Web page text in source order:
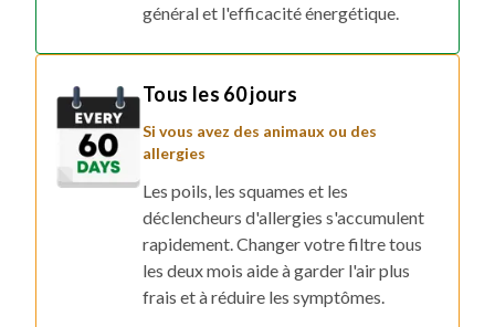
général et l'efficacité énergétique.
Tous les 60 jours
Si vous avez des animaux ou des
allergies
Les poils, les squames et les
déclencheurs d'allergies s'accumulent
rapidement. Changer votre filtre tous
les deux mois aide à garder l'air plus
frais et à réduire les symptômes.